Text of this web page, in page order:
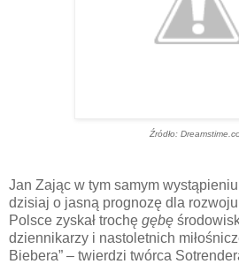
Źródło:
Jan Zając w tym samym
dzisiaj o jasną prognozę dla
Polsce zyskał trochę gębę
dziennikarzy i nastoletnich
Biebera” – twierdzi twórca